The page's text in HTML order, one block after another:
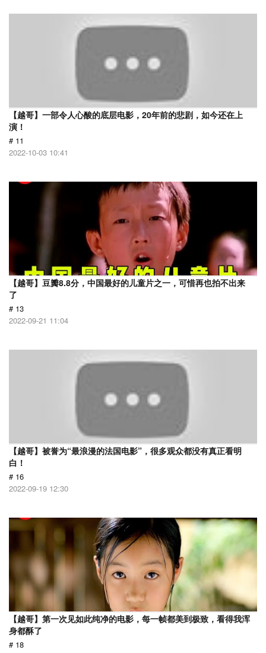
【越哥】一部令人心酸的底层电影，20年前的悲剧，如今还在上
演！
# 11
2022-10-03 10:41
【越哥】豆瓣8.8分，中国最好的儿童片之一，可惜再也拍不出来
了
# 13
2022-09-21 11:04
【越哥】被誉为“最浪漫的法国电影”，很多观众都没有真正看明
白！
# 16
2022-09-19 12:30
【越哥】第一次见如此纯净的电影，每一帧都美到极致，看得我浑
身都酥了
# 18